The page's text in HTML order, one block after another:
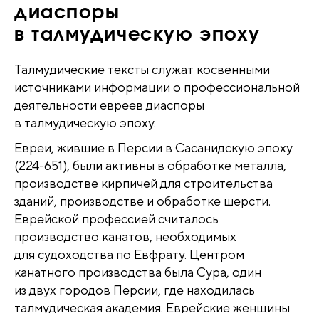
диаспоры
в талмудическую эпоху
Талмудические тексты служат косвенными
источниками информации о профессиональной
деятельности евреев диаспоры
в талмудическую эпоху.
Евреи, жившие в Персии в Сасанидскую эпоху
(224-651), были активны в обработке металла,
производстве кирпичей для строительства
зданий, производстве и обработке шерсти.
Еврейской профессией считалось
производство канатов, необходимых
для судоходства по Евфрату. Центром
канатного производства была Сура, один
из двух городов Персии, где находилась
талмудическая академия. Еврейские женщины